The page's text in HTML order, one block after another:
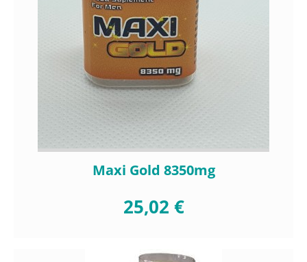
Maxi Gold 8350mg
25,02 €